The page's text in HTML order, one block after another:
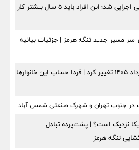
شرط جدید بازنشستگی اجرایی شد؛ این افراد باید ۵ سال بیشتر کار
سر مسیر جدید تنگه هرمز | جزئیات بیانیه
زمان واریز کالابرگ مرداد ۱۴۰۵ تغییر کرد | فردا حساب این خانوارها
در جنوب تهران و شهرک صنعتی شمس آباد
نزدیک است؟ | پشت‌پرده تبادل
تنگه هرمز